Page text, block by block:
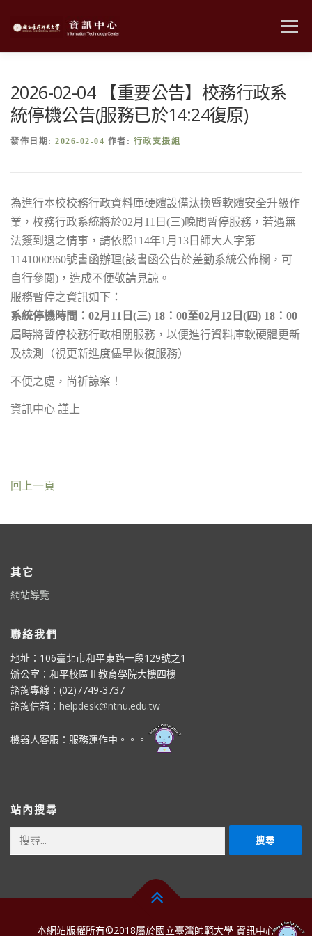
選單
2026-02-04 【重要公告】校務行政系
統停機公告(服務已於14:24復原)
發佈日期: 2026-02-04 作者: 行政支援組
為進行本校校務行政資料庫硬體設備汰換暨軟體安全升級作
業，校務行政系統將於02月11日(三)晚間暫停服務，若遇無
法簽到退之情事，請依照114年1月13日師大人字第
1141000960號書函辦理(該書函公告於差勤系統公佈欄，可
自行參閱)，造成不便敬請見諒。
服務暫停之資訊如下：
系統停機時間：02月11日(三) 18：00至02月12日(四) 18：00
屆時將暫停校務行政相關服務，以便進行資料庫軟硬體更新
及檢測（視更新進度儘早恢復服務）
不便之處，尚祈諒察！
資訊中心 謹上
回上一頁
其它
網站導覽
聯絡我們
地址：106臺北市和平東路一段129號之1
辦公室：和平校區Ⅱ教育學院大樓四樓
諮詢專線：(02)7749-3737
諮詢信箱： helpdesk@ntnu.edu.tw
機器人客服：服務運作中。。。
站內搜尋
字:
本網站版權所有©2018屬於國立臺灣師範大學 資訊中心